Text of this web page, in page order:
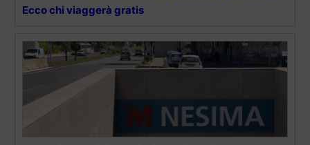
Ecco chi viaggerà gratis